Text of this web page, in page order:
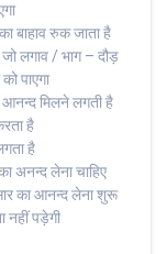
बाहाव रुक जाता है
लगाव / भाग – दौड़
पाएगा
मिलने लगती है
है
है
अनन्द लेना चाहिए
का आनन्द लेना शुरू
नहीं पड़ेगी